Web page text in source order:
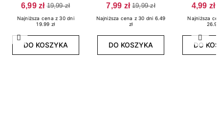
Poprzedni
6,99 zł 19,99 zł
Najniższa cena z 30 dni
19.99 zł
DO KOSZYKA
7,99 zł 19,99 zł
Najniższa cena z 30 dni 6.49
zł
DO KOSZYKA
4,99 zł
Najniższa
DO